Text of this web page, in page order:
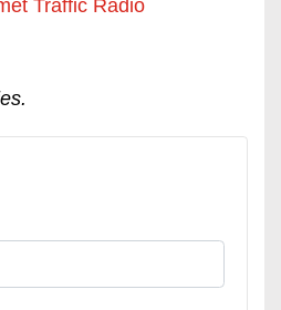
Traffic Radio